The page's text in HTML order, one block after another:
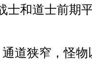
士和道士前期
道狭窄，怪